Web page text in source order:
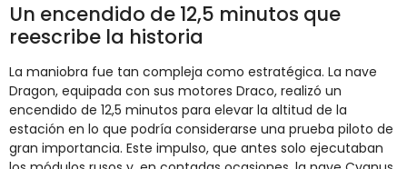
Un encendido de 12,5 minutos que
reescribe la historia
La maniobra fue tan compleja como estratégica. La nave
Dragon, equipada con sus motores Draco, realizó un
encendido de 12,5 minutos para elevar la altitud de la
estación en lo que podría considerarse una prueba piloto de
gran importancia. Este impulso, que antes solo ejecutaban